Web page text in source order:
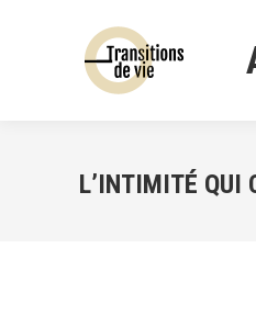
L’INTIMITÉ QUI